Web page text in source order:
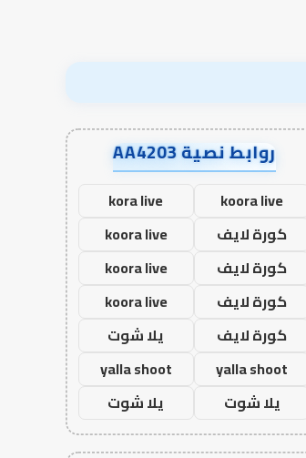
روابط نصية AA4203
koora live
kora live
كورة لايف
koora live
كورة لايف
koora live
كورة لايف
koora live
كورة لايف
يلا شوت
yalla shoot
yalla shoot
يلا شوت
يلا شوت